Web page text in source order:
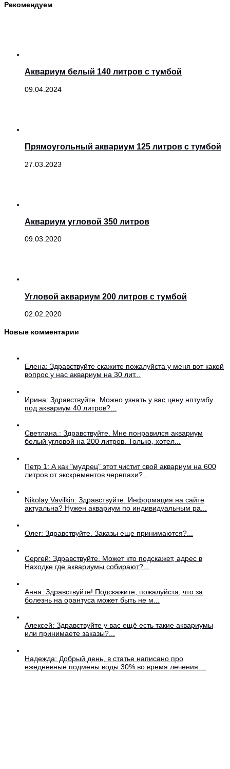
Рекомендуем
Аквариум белый 140 литров с тумбой
09.04.2024
Прямоугольный аквариум 125 литров с тумбой
27.03.2023
Аквариум угловой 350 литров
09.03.2020
Угловой аквариум 200 литров с тумбой
02.02.2020
Новые комментарии
Елена: Здравствуйте скажите пожалуйста у меня вот какой
вопрос у нас аквариум на 30 лит...
Ирина: Здравствуйте. Можно узнать у вас цену нптумбу
под аквариум 40 литров?...
Светлана.: Здравствуйте. Мне понравился аквариум
белый угловой на 200 литров. Только, хотел...
Петр 1: А как "мудрец" этот чистит свой аквариум на 600
литров от экскрементов черепахи?...
Nikolay Vavilkin: Здравствуйте. Информация на сайте
актуальна? Нужен аквариум по индивидуальным ра...
Олег: Здравствуйте. Заказы еще принимаются?...
Сергей: Здравствуйте. Может кто подскажет, адрес в
Находке где аквариумы собирают?...
Анна: Здравствуйте! Подскажите, пожалуйста, что за
болезнь на орантуса может быть не м...
Алексей: Здравствуйте у вас ещё есть такие аквариумы
или принимаете заказы?...
Надежда: Добрый день, в статье написано про
ежедневные подмены воды 30% во время лечения....